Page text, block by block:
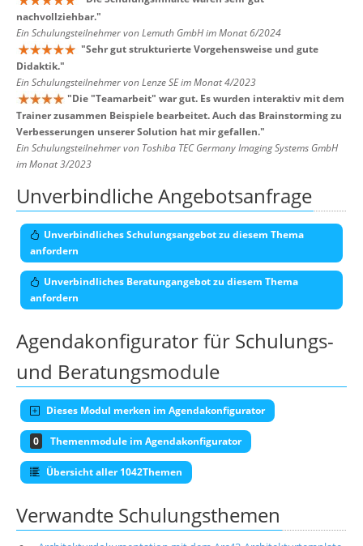
nachvollziehbar."
Ein Schulungsteilnehmer von Lemuth GmbH im Monat 6/2024
"Sehr gut strukturierte Vorgehensweise und gute
Didaktik."
Ein Schulungsteilnehmer von Lenze SE im Monat 4/2023
"Die "Teamarbeit" war gut. Es wurden interaktiv mit dem
Trainer zusammen Beispiele bearbeitet. Auch das Brainstorming zu
Verbesserungen unserer Solution hat mir gefallen."
Ein Schulungsteilnehmer von Toshiba TEC Germany Imaging Systems GmbH
im Monat 3/2023
Unverbindliche Angebotsanfrage
Unverbindliches Schulungsangebot zu diesem Thema
anfordern
Unverbindliches Beratungangebot zu diesem Thema
anfordern
Agendakonfigurator für Schulungs-
und Beratungsmodule
Dieses Modul merken im Agendakonfigurator
0 Themenmodule im Agendakonfigurator
Übersicht aller 1042Themen
Verwandte Schulungsthemen